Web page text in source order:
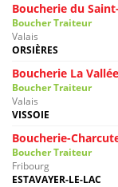
Boucherie du
Boucher Traiteur
Valais
ORSIÈRES
Boucherie La Vallée
Boucher Traiteur
Valais
VISSOIE
Boucherie-
Boucher Traiteur
Fribourg
ESTAVAYER-LE-LAC